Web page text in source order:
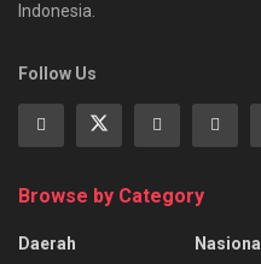
Indonesia.
Follow Us
Browse by Category
Daerah
Nasional